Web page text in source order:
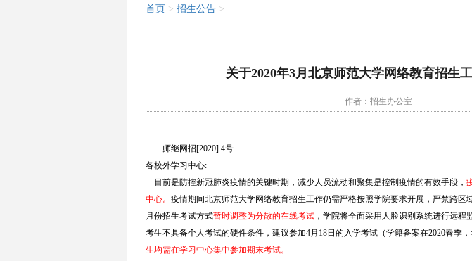
首页 > 招生公告 >
关于2020年3月北京师范大学网络教育招生
作者：招生办公室
师继网招[2020] 4号
各校外学习中心:
目前是防控新冠肺炎疫情的关键时期，减少人员流动和聚集是控制疫情的有效手段，
中心。 疫情期间北京师范大学网络教育招生工作仍需严格按照学院要求开展，严禁跨区
月份招生考试方式暂时调整为分散的在线考试 ，学院将全面采用人脸识别系统进行远
考生不具备个人考试的硬件条件，建议参加4月18日的入学考试（学籍备案在2020春季，
生均需在学习中心集中参加期末考试。